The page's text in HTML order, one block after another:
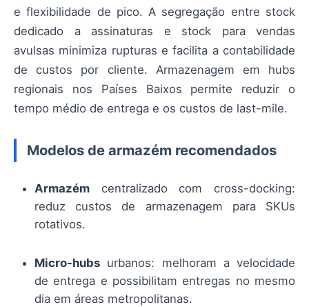
e flexibilidade de pico. A segregação entre stock
dedicado a assinaturas e stock para vendas
avulsas minimiza rupturas e facilita a contabilidade
de custos por cliente. Armazenagem em hubs
regionais nos Países Baixos permite reduzir o
tempo médio de entrega e os custos de last-mile.
Modelos de armazém recomendados
Armazém centralizado com cross-docking:
reduz custos de armazenagem para SKUs
rotativos.
Micro-hubs urbanos: melhoram a velocidade
de entrega e possibilitam entregas no mesmo
dia em áreas metropolitanas.